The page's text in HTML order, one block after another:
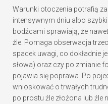
Warunki otoczenia potrafią
intensywnym dniu albo
bodźcami sprawiają, że
źle. Pomaga obserwacja
spadek uwagi, co dokładnie
słowa) oraz czy po zmianie
pojawia się poprawa. Po
wnioskować o trwałych
po prostu źle złożona lub źle